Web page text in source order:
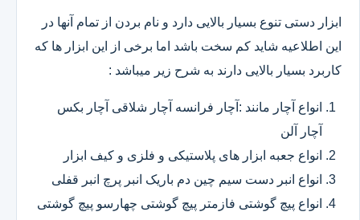
ابزار دستی تنوع بسیار بالایی دارد و نام بردن از تمام آنها در
این اطلاعیه شاید کم سخت باشد اما برخی از این ابزار ها که
کاربرد بسیار بالایی دارند به شرح زیر میباشد :
انواع آچار مانند :آچار فرانسه آچار شلاقی آچار بکس
آچار آلن
انواع جعبه ابزار های پلاستیکی و فلزی و کیف ابزار
انواع انبر دست سیم چین دم باریک انبر پرچ انبر قفلی
انواع پیچ گوشتی فازمتر پیچ گوشتی چهارسو پیچ گوشتی